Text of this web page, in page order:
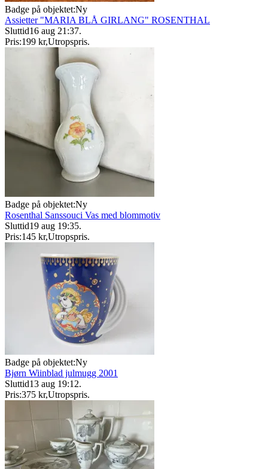
Badge på objektet:Ny
Assietter "MARIA BLÅ GIRLANG" ROSENTHAL
Sluttid16 aug 21:37.
Pris:199 kr,Utropspris.
Badge på objektet:Ny
Rosenthal Sanssouci Vas med blommotiv
Sluttid19 aug 19:35.
Pris:145 kr,Utropspris.
Badge på objektet:Ny
Bjørn Wiinblad julmugg 2001
Sluttid13 aug 19:12.
Pris:375 kr,Utropspris.